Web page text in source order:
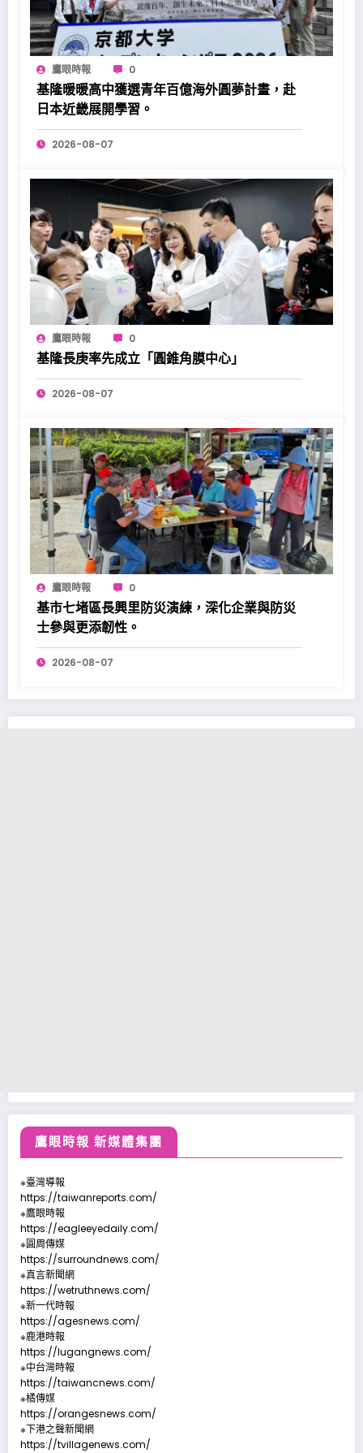
鷹眼時報 0
基隆暖暖高中獲選青年百億海外圓夢計畫，赴
日本近畿展開學習。
2026-08-07
鷹眼時報 0
基隆長庚率先成立「圓錐角膜中心」
2026-08-07
鷹眼時報 0
基市七堵區長興里防災演練，深化企業與防災
士參與更添韌性。
2026-08-07
鷹眼時報 新媒體集團
※臺灣導報
https://taiwanreports.com/
※鷹眼時報
https://eagleeyedaily.com/
※圓周傳媒
https://surroundnews.com/
※真言新聞網
https://wetruthnews.com/
※新一代時報
https://agesnews.com/
※鹿港時報
https://lugangnews.com/
※中台灣時報
https://taiwancnews.com/
※橘傳媒
https://orangesnews.com/
※下港之聲新聞網
https://tvillagenews.com/